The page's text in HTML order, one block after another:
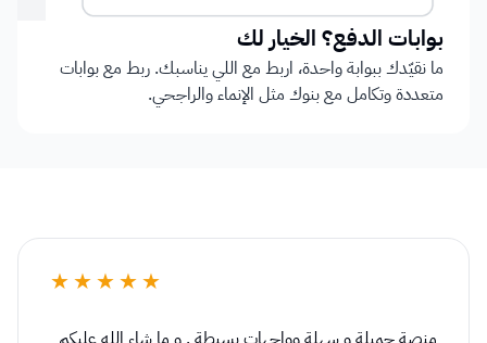
بوابات الدفع؟ الخيار لك
متعددة وتكامل مع بنوك مثل الإنماء والراجحي.
★★★★★